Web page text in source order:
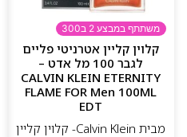
משתתף במבצע 2 ב300
קלוין קליין אטרניטי פליים
לגבר 100 מל אדט –
CALVIN KLEIN ETERNITY
FLAME FOR Men 100ML
EDT
מבית Calvin Klein- קלוין קליין